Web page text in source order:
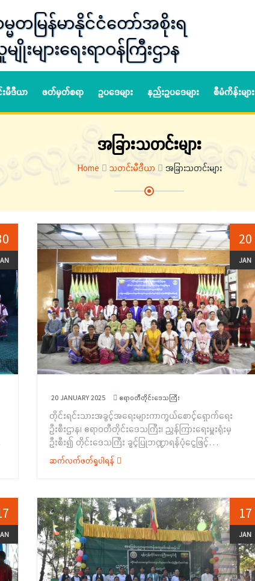
မတမြန်မာနိုင်ငံတော်အစိုးရ
းများရေးရာဝန်ကြီးဌာန
မီဒီယာ ဖတ်မှတ်စရာ ဥပဒေများ နည်းဥပဒေများ စီမံကိန်းများ
အခြားသတင်းများ
Home သတင်းမီဒီယာ အခြားသတင်းများ
20
JAN
20 JANUARY 2025 ဧရာဝတီတိုင်းဒေသကြီး
တိုင်းရင်းသားအခွင့်အရေးများကာကွယ်စောင့်ရှောက်ရေး
ဦးစီးဌာန၊ ဧရာဝတီတိုင်းဒေသကြီး၊ ညွှန်ကြားရေးမှူးရုံးမှ
ဦးစီး၍ တိုင်းဒေသကြီး ခွင့်ပြုဘဏ္ဍာရန်ပုံငွေဖြင့်
“တိုင်းရင်းသားရေးရာအသိပညာပေးခြင်းနှင့် ရပ်ရွာအခြေပြု
အသက်မွေးဝမ်းကျောင်းပညာ လိုအပ်ချက်တို့ကို ဆန်းစစ်စီမံ
ဧရာဝတီတိုင်းဒေသကြီး၊ ဇလွန်မြို့၊ မြို့နယ်အထွေထွေ
အုပ်ချုပ်ရေးဦးစီးဌာန၊ အစည်းအဝေးခန်းမ၌ ကျင်းပပြုလုပ်
ခဲ့ပါသည်။အခမ်းအနားတွင် တိုင်းဒေသကြီးအစိုးရအဖွဲ့ဝင်
တိုင်းရင်းသားရေးရာဝန်ကြီး ဦးစောလင်းခယ်က အဖွင့်အမှာ
စကားပြောကြားခဲ့ပြီး ဟင်္သာတခရိုင်ဒုတိယအုပ်ချုပ်ရေးမှူး ဦး
သူရိန်က မိတ်ဆက်စကားပြောကြားခဲ့ပါသည်။ ဆက်လက်၍
လူမှုဝန်ထမ်းဦးစီးဌာန၊ တိုင်းဦးစီးမှူး ဒေါ်မြမာလာစိုးက
ဆက်လက်ဖတ်ရှုပါရန်
17
JAN